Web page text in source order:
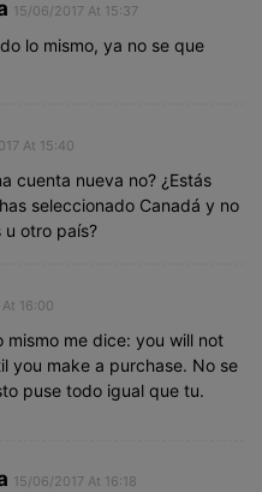
15/06/2017 At 15:37
lo mismo, ya no se que
At 15:40
cuenta nueva no? ¿Estás
seleccionado Canadá y no
u otro país?
16:00
mismo me dice: you will not
you make a purchase. No se
puse todo igual que tu.
15/06/2017 At 16:18